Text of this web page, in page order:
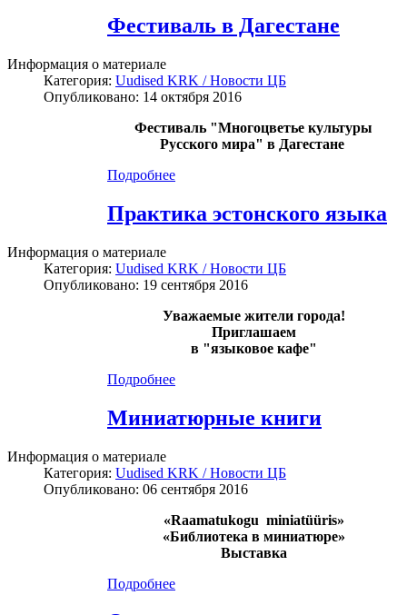
Фестиваль в Дагестане
Информация о материале
Категория: Uudised KRK / Новости ЦБ
Опубликовано: 14 октября 2016
Фестиваль "Многоцветье культуры
Русского мира" в Дагестане
Подробнее
Практика эстонского языка
Информация о материале
Категория: Uudised KRK / Новости ЦБ
Опубликовано: 19 сентября 2016
Уважаемые жители города!
Приглашаем
в "языковое кафе"
Подробнее
Миниатюрные книги
Информация о материале
Категория: Uudised KRK / Новости ЦБ
Опубликовано: 06 сентября 2016
«Raamatukogu miniatüüris»
«Библиотека в миниатюре»
Выставка
Подробнее